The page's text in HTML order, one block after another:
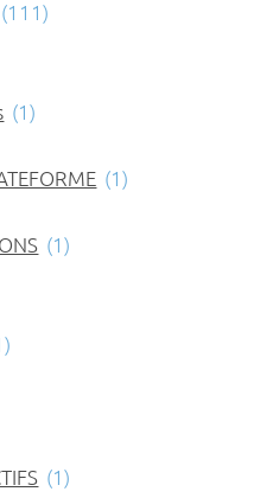
(111)
(1)
(1)
(1)
(1)